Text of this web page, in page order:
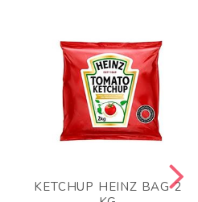
KETCHUP HEINZ BAG 2